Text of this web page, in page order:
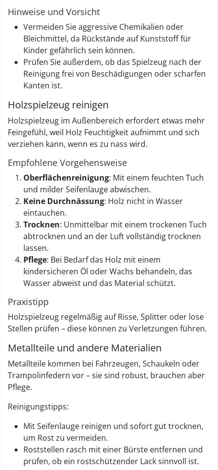
Hinweise und Vorsicht
Vermeiden Sie aggressive Chemikalien oder
Bleichmittel, da Rückstände auf Kunststoff für
Kinder gefährlich sein können.
Prüfen Sie außerdem, ob das Spielzeug nach der
Reinigung frei von Beschädigungen oder scharfen
Kanten ist.
Holzspielzeug reinigen
Holzspielzeug im Außenbereich erfordert etwas mehr
Feingefühl, weil Holz Feuchtigkeit aufnimmt und sich
verziehen kann, wenn es zu nass wird.
Empfohlene Vorgehensweise
Oberflächen­reinigung: Mit einem feuchten Tuch
und milder Seifenlauge abwischen.
Keine Durchnässung: Holz nicht in Wasser
eintauchen.
Trocknen: Unmittelbar mit einem trockenen Tuch
abtrocknen und an der Luft vollständig trocknen
lassen.
Pflege: Bei Bedarf das Holz mit einem
kindersicheren Öl oder Wachs behandeln, das
Wasser abweist und das Material schützt.
Praxistipp
Holzspielzeug regelmäßig auf Risse, Splitter oder lose
Stellen prüfen – diese können zu Verletzungen führen.
Metallteile und andere Materialien
Metallteile kommen bei Fahrzeugen, Schaukeln oder
Trampolinfedern vor – sie sind robust, brauchen aber
Pflege.
Reinigungstipps:
Mit Seifenlauge reinigen und sofort gut trocknen,
um Rost zu vermeiden.
Roststellen rasch mit einer Bürste entfernen und
prüfen, ob ein rostschützender Lack sinnvoll ist.